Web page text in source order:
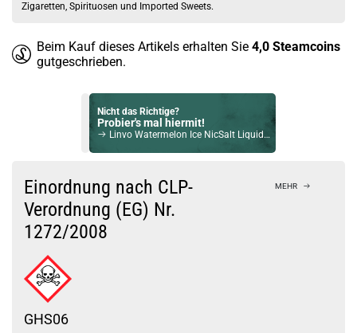
Zigaretten, Spirituosen und Imported Sweets.
Beim Kauf dieses Artikels erhalten Sie 4,0 Steamcoins
gutgeschrieben.
Nicht das Richtige?
Probier's mal hiermit!
Linvo Watermelon Ice NicSalt Liquid 10ml / 10mg
Check das mal!
Lulo & Citrus 10ml 20mg NicSalt Liquid by Just Juice
Du willst Kröten sparen?
Schau mal hier!
Einordnung nach CLP-
Verordnung (EG) Nr.
1272/2008
MEHR
GHS06